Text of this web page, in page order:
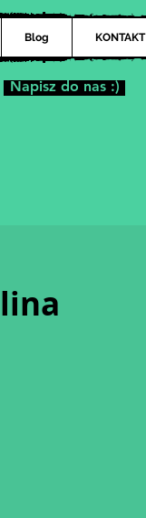
Blog KONTAKT
Napisz do nas :)